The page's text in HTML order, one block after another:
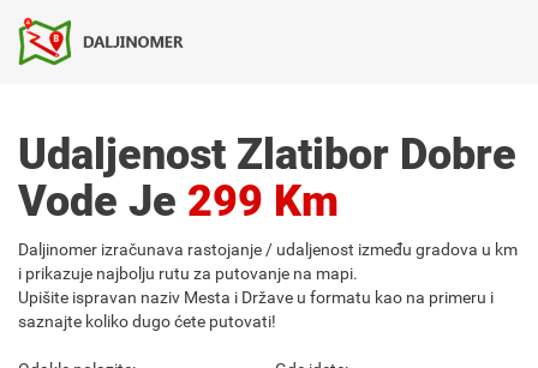
Udaljenost Zlatibor Dobre
Vode Je 299 Km
Daljinomer izračunava rastojanje / udaljenost između gradova u km
i prikazuje najbolju rutu za putovanje na mapi.
Upišite ispravan naziv Mesta i Države u formatu kao na primeru i
saznajte koliko dugo ćete putovati!